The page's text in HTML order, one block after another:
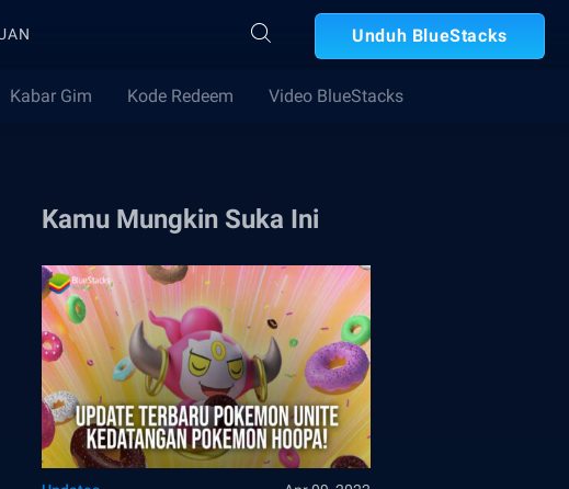
Unduh BlueStacks
Kabar Gim Kode Redeem Video BlueStacks
Kamu Mungkin Suka Ini